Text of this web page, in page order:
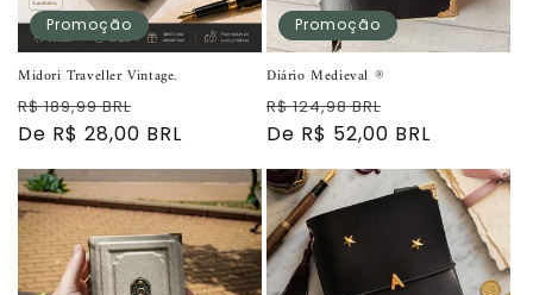
Promoção
Midori Traveller Vintage.
Preço
normal
R$ 189,99 BRL
promocional
De R$ 28,00 BRL
Promoção
Diário Medieval ®
Preço
normal
R$ 124,98 BRL
promocional
De R$ 52,00 BRL